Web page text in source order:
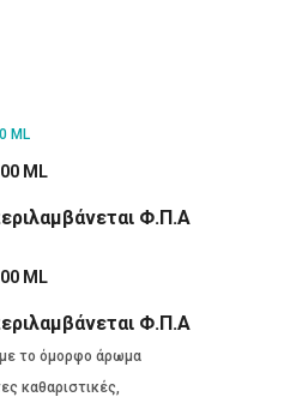
ML
Φ.Π.Α
ML
Φ.Π.Α
με το όμορφο άρωμα
καθαριστικές,